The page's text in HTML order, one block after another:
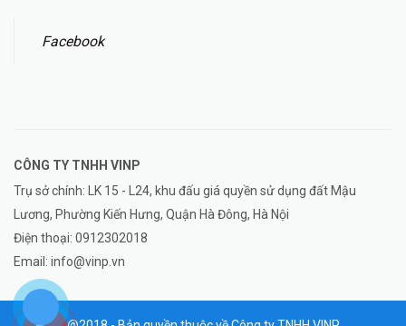
Facebook
CÔNG TY TNHH VINP
Trụ sở chính: LK 15 - L24, khu đấu giá quyền sử dụng đất Mậu
Lương, Phường Kiến Hưng, Quận Hà Đông, Hà Nội
Điện thoại: 0912302018
Email: info@vinp.vn